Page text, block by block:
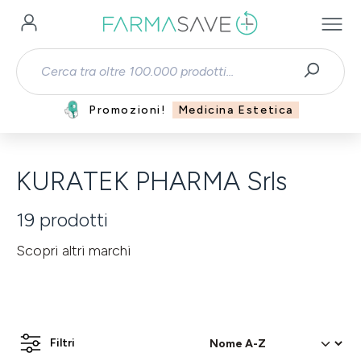
Passa al contenuto principale
Promozioni! Medicina Estetica
KURATEK PHARMA Srls
19 prodotti
Scopri altri marchi
Filtri